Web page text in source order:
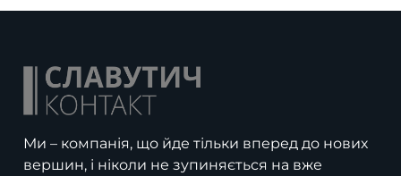
Ми – компанія, що йде тільки вперед до нових
вершин, і ніколи не зупиняється на вже